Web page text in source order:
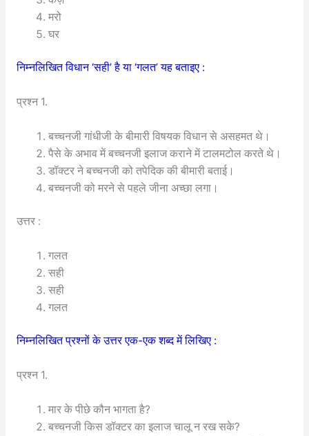
मरो
घर
निम्नलिखित विधान ‘सही’ है या ‘गलत’ यह बताइए :
प्रश्न 1.
बच्चनजी गांधीजी के बीमारी विषयक विधान से असहमत थे।
पैसे के अभाव में बच्चनजी इलाज कराने में टालमटोल करते थे।
डॉक्टर ने बच्चनजी को तपेदिक की बीमारी बताई।
बच्चनजी को मरने से पहले जीना अच्छा लगा।
उत्तर :
गलत
सही
सही
गलत
निम्नलिखित प्रश्नों के उत्तर एक-एक शब्द में लिखिए :
प्रश्न 1.
मार के पीछे कौन भागता है?
बच्चनजी किस डॉक्टर का इलाज चालू न रख सके?